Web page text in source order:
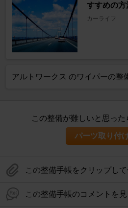
すすめの方
カーライフ
アルトワークス のワイパーの整
この整備が難しいと思った
パーツ取り付
この整備手帳をクリップし
この整備手帳のコメントを見